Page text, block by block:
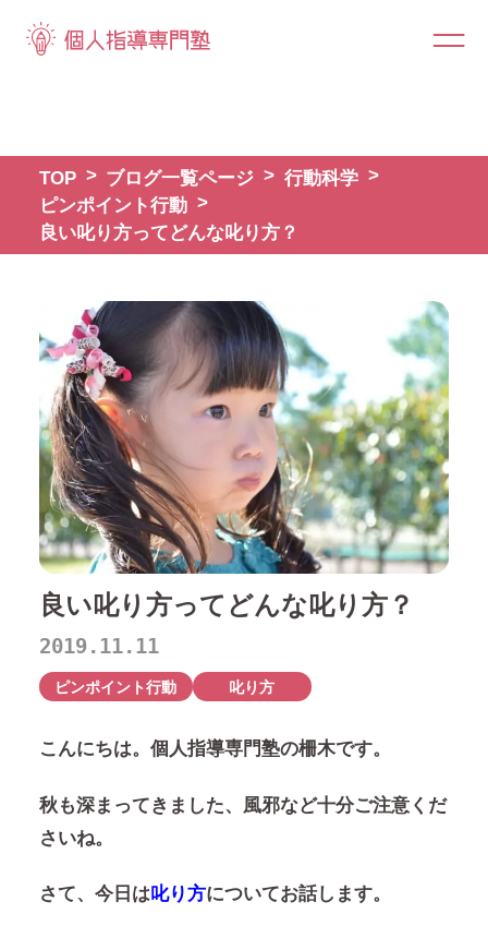
TOP ブログ一覧ページ
行動科学
ピンポイント行動
良い叱り方ってどんな叱り方？
良い叱り方ってどんな叱り方？
2019.11.11
ピンポイント行動 叱り方
こんにちは。個人指導専門塾の柵木です。
秋も深まってきました、風邪など十分ご注意くだ
さいね。
さて、今日は叱り方についてお話します。